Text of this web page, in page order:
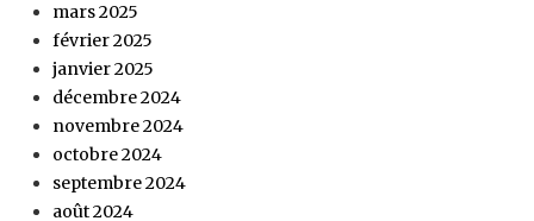
mars 2025
février 2025
janvier 2025
décembre 2024
novembre 2024
octobre 2024
septembre 2024
août 2024